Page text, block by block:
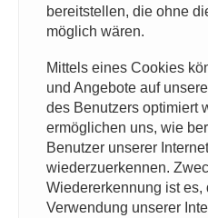
bereitstellen, die ohne
möglich wären.
Mittels eines Cookies
und Angebote auf
des Benutzers optimiert
ermöglichen uns, wie
Benutzer unserer
wiederzuerkennen.
Wiedererkennung ist es,
Verwendung unserer